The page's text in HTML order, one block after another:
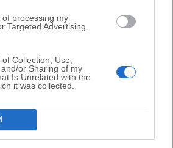
processing my
Targeted Advertising.
Collection, Use,
or Sharing of my
Is Unrelated with the
it was collected.
alla home